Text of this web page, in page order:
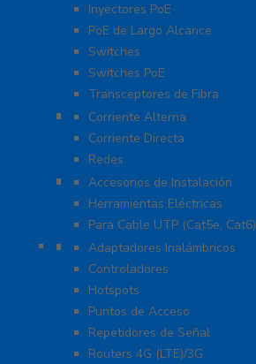
Inyectores PoE
PoE de Largo Alcance
Switches
Switches PoE
Transceptores de Fibra
Protección Contra
Corriente Alterna
Corriente Directa
Redes
Herramientas
Accesorios de Instalación
Herramientas Eléctricas
Para Cable UTP (Cat5e, Cat6)
Redes WIFI
Adaptadores Inalámbricos
Controladores
Hotspots
Puntos de Acceso
Repetidores de Señal
Routers 4G (LTE)/3G